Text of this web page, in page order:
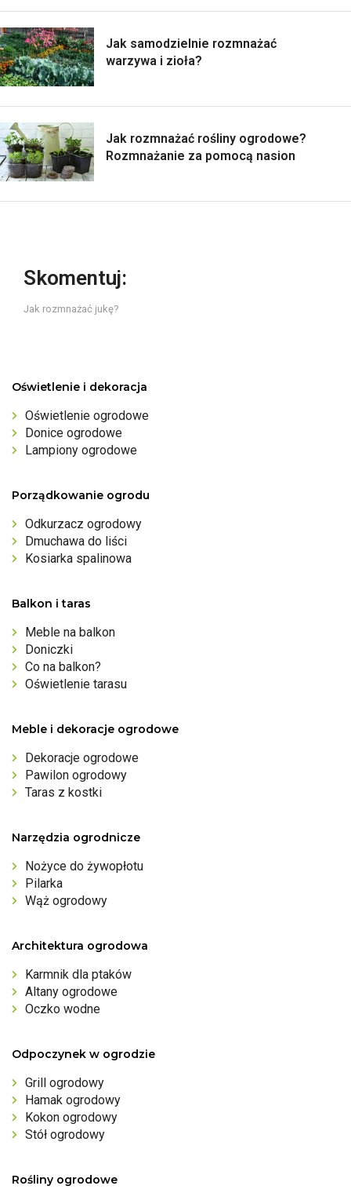
Jak samodzielnie rozmnażać
warzywa i zioła?
Jak rozmnażać rośliny ogrodowe?
Rozmnażanie za pomocą nasion
Skomentuj:
Jak rozmnażać jukę?
Oświetlenie i dekoracja
Oświetlenie ogrodowe
Donice ogrodowe
Lampiony ogrodowe
Porządkowanie ogrodu
Odkurzacz ogrodowy
Dmuchawa do liści
Kosiarka spalinowa
Balkon i taras
Meble na balkon
Doniczki
Co na balkon?
Oświetlenie tarasu
Meble i dekoracje ogrodowe
Dekoracje ogrodowe
Pawilon ogrodowy
Taras z kostki
Narzędzia ogrodnicze
Nożyce do żywopłotu
Pilarka
Wąż ogrodowy
Architektura ogrodowa
Karmnik dla ptaków
Altany ogrodowe
Oczko wodne
Odpoczynek w ogrodzie
Grill ogrodowy
Hamak ogrodowy
Kokon ogrodowy
Stół ogrodowy
Rośliny ogrodowe